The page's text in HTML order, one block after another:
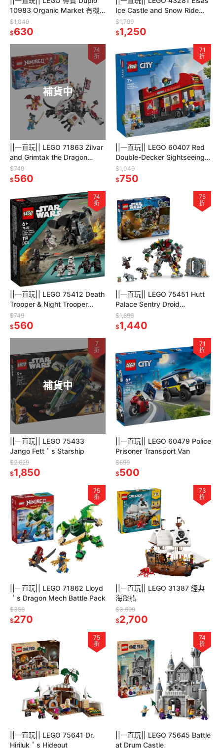
10983 Organic Market 有機
市集
$1,049
$630
Ice Castle and Snow Ride
Adventure
$1,799
$1,250
補貨中
74
折
||一直玩|| LEGO 71863 Zilvar
and Grimtak the Dragon
Beast
$749
$560
71
折
||一直玩|| LEGO 60407 Red
Double-Decker Sightseeing
Bus 紅色雙層巴士
$1,049
$750
74
折
||一直玩|| LEGO 75412 Death
Trooper & Night Trooper
Battle Pack
$749
$560
75
折
||一直玩|| LEGO 75451 Hutt
Palace Sentry Droid
Showdown
$1,899
$1,440
補貨中
7
折
||一直玩|| LEGO 75433
Jango Fett＇s Starship
$2,629
$1,850
71
折
||一直玩|| LEGO 60479 Police
Prisoner Transport Van
$699
$500
75
折
||一直玩|| LEGO 71862 Lloyd
＇s Dragon Mech Battle Pack
$359
$270
73
折
||一直玩|| LEGO 31387 經典
海盜船
$3,699
$2,700
75
折
||一直玩|| LEGO 75641 Dr.
Hiriluk＇s Hideout
74
折
||一直玩|| LEGO 75645 Battle
at Drum Castle